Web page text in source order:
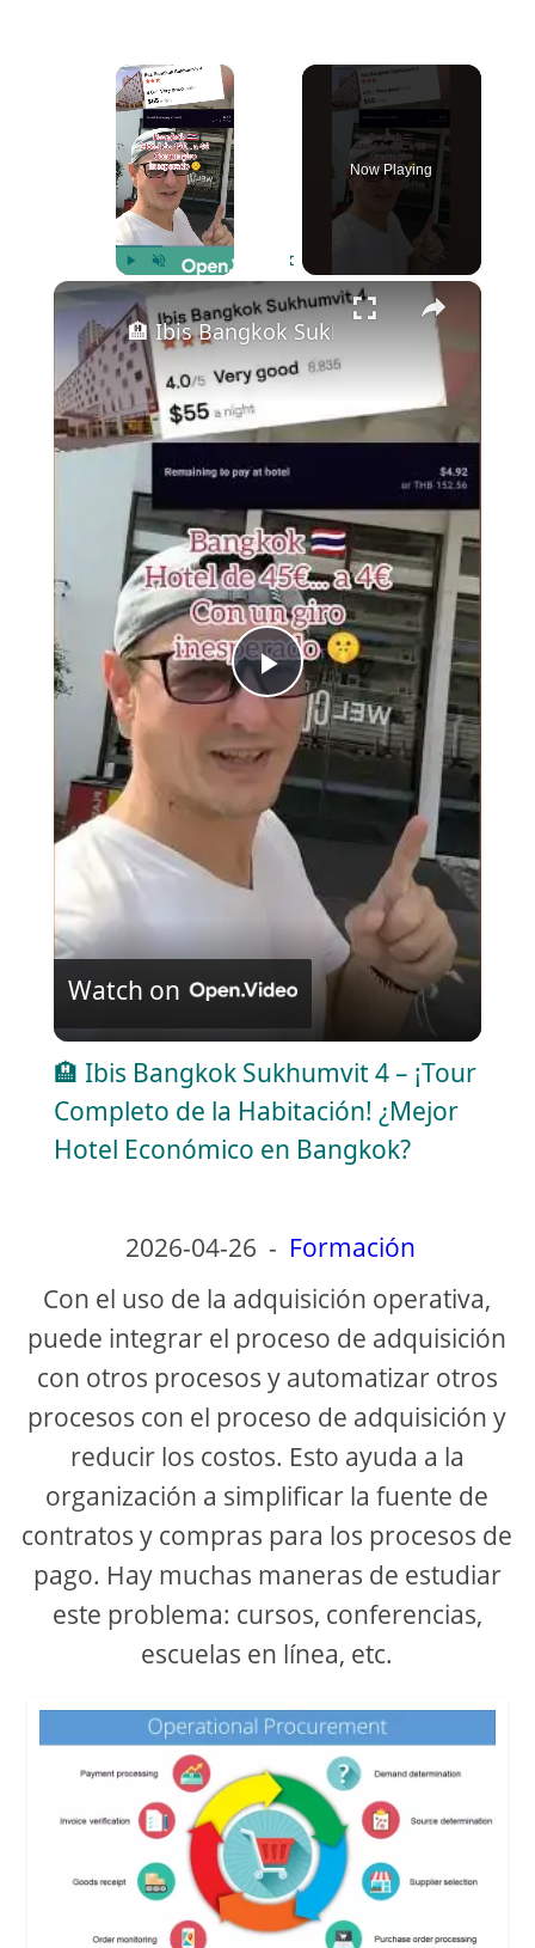
×
Play
Now Playing
×
P
l
a
V
i
d
🏨 Ibis Bangkok Sukhumvit 4 – ¡Tour
Watch on
🏨 Ibis Bangkok Sukhumvit 4 – ¡Tour
Completo de la Habitación! ¿Mejor
Hotel Económico en Bangkok?
2026-04-26 - Formación
Con el uso de la adquisición operativa,
puede integrar el proceso de adquisición
con otros procesos y automatizar otros
procesos con el proceso de adquisición y
reducir los costos. Esto ayuda a la
organización a simplificar la fuente de
contratos y compras para los procesos de
pago. Hay muchas maneras de estudiar
este problema: cursos, conferencias,
escuelas en línea, etc.